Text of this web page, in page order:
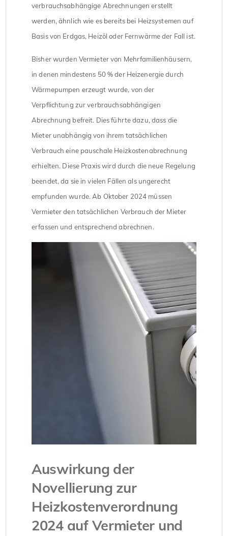
verbrauchsabhängige Abrechnungen erstellt
werden, ähnlich wie es bereits bei Heizsystemen auf
Basis von Erdgas, Heizöl oder Fernwärme der Fall ist.
Bisher wurden Vermieter von Mehrfamilienhäusern,
in denen mindestens 50 % der Heizenergie durch
Wärmepumpen erzeugt wurde, von der
Verpflichtung zur verbrauchsabhängigen
Abrechnung befreit. Dies führte dazu, dass die
Mieter unabhängig von ihrem tatsächlichen
Verbrauch eine pauschale Heizkostenabrechnung
erhielten. Diese Praxis wird durch die neue Regelung
beendet, da sie in vielen Fällen als ungerecht
empfunden wurde. Ab Oktober 2024 müssen
Vermieter den tatsächlichen Verbrauch der Mieter
erfassen und entsprechend abrechnen.
Auswirkung der
Novellierung zur
Heizkostenverordnung
2024 auf Vermieter und